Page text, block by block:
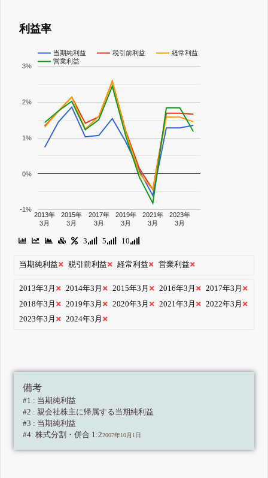
利益率
当期純利益 税引前利益
経常利益
営業利益
2013年
3月
2015年
3月
2017年
3月
2019年
3月
2021年
3月
2023年
3月
-1%
0%
1%
2%
3%
3 5 10
当期純利益 税引前利益 経常利益 営業利益
2013年3月 2014年3月 2015年3月 2016年3月
2017年3月
2018年3月
2019年3月 2020年3月 2021年3月
2022年3月
2023年3月
2024年3月
備考
#1 : 当期純利益
#2 : 親会社株主に帰属する当期純利益
#3 : 当期純利益
#4: 株式分割・併合 1:22007年10月1日